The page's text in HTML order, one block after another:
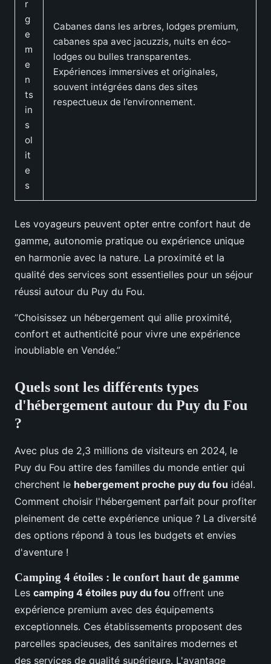
r
g
e
m
e
n
ts
in
s
ol
it
e
s
Cabanes dans les arbres, lodges premium,
cabanes spa avec jacuzzis, nuits en éco-
lodges ou bulles transparentes.
Expériences immersives et originales,
souvent intégrées dans des sites
respectueux de l’environnement.
Les voyageurs peuvent opter entre confort haut de
gamme, autonomie pratique ou expérience unique
en harmonie avec la nature. La proximité et la
qualité des services sont essentielles pour un séjour
réussi autour du Puy du Fou.
“Choisissez un hébergement qui allie proximité,
confort et authenticité pour vivre une expérience
inoubliable en Vendée.”
Quels sont les différents types
d'hébergement autour du Puy du Fou
?
Avec plus de 2,3 millions de visiteurs en 2024, le
Puy du Fou attire des familles du monde entier qui
cherchent le hebergement proche puy du fou idéal.
Comment choisir l'hébergement parfait pour profiter
pleinement de cette expérience unique ? La diversité
des options répond à tous les budgets et envies
d'aventure !
Camping 4 étoiles : le confort haut de gamme
Les camping 4 étoiles puy du fou offrent une
expérience premium avec des équipements
exceptionnels. Ces établissements proposent des
parcelles spacieuses, des sanitaires modernes et
des services de qualité supérieure. L'avantage